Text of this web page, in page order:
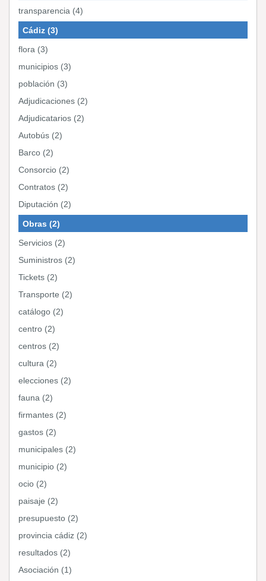
transparencia (4)
Cádiz (3)
flora (3)
municipios (3)
población (3)
Adjudicaciones (2)
Adjudicatarios (2)
Autobús (2)
Barco (2)
Consorcio (2)
Contratos (2)
Diputación (2)
Obras (2)
Servicios (2)
Suministros (2)
Tickets (2)
Transporte (2)
catálogo (2)
centro (2)
centros (2)
cultura (2)
elecciones (2)
fauna (2)
firmantes (2)
gastos (2)
municipales (2)
municipio (2)
ocio (2)
paisaje (2)
presupuesto (2)
provincia cádiz (2)
resultados (2)
Asociación (1)